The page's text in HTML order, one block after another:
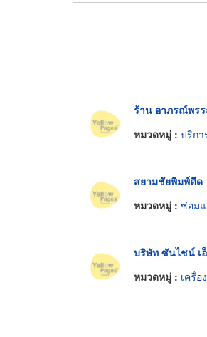
ร้าน อาภรณ์พร
หมวดหมู่ : บริกา
สยามชัยพิมพ์ดีด
หมวดหมู่ : ซ่อมและ
บริษัท ซันไชน์ เ
หมวดหมู่ : เครื่